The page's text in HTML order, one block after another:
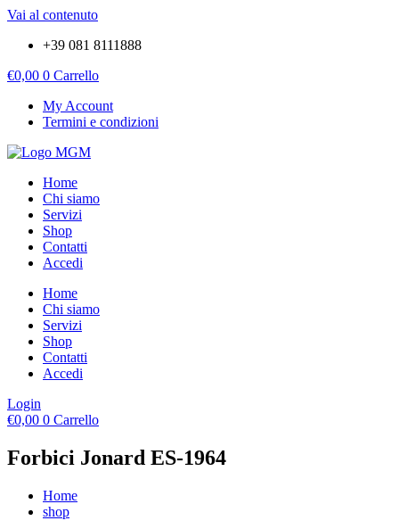
Vai al contenuto
+39 081 8111888
€0,00 0 Carrello
My Account
Termini e condizioni
Home
Chi siamo
Servizi
Shop
Contatti
Accedi
Home
Chi siamo
Servizi
Shop
Contatti
Accedi
Login
€0,00 0 Carrello
Forbici Jonard ES-1964
Home
shop